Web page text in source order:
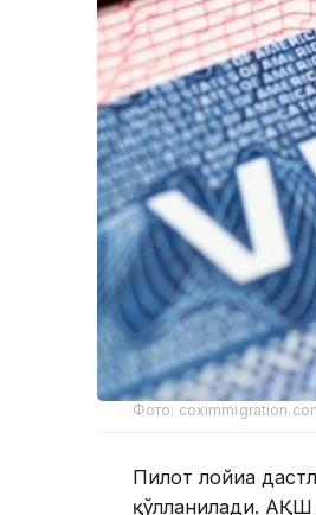
Фото:
Пилот лойиҳа
қўлланилади. АҚШ